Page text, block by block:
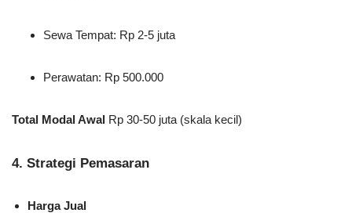
Sewa Tempat: Rp 2-5 juta
Perawatan: Rp 500.000
Total Modal Awal Rp 30-50 juta (skala kecil)
4. Strategi Pemasaran
Harga Jual